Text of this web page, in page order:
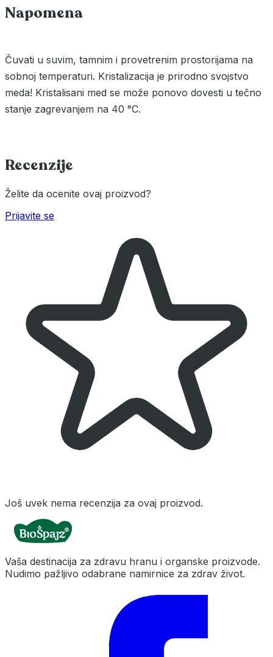
Napomena
Čuvati u suvim, tamnim i provetrenim prostorijama na
sobnoj temperaturi. Kristalizacija je prirodno svojstvo
meda! Kristalisani med se može ponovo dovesti u tečno
stanje zagrevanjem na 40 °C.
Recenzije
Želite da ocenite ovaj proizvod?
Prijavite se
Još uvek nema recenzija za ovaj proizvod.
Vaša destinacija za zdravu hranu i organske proizvode.
Nudimo pažljivo odabrane namirnice za zdrav život.